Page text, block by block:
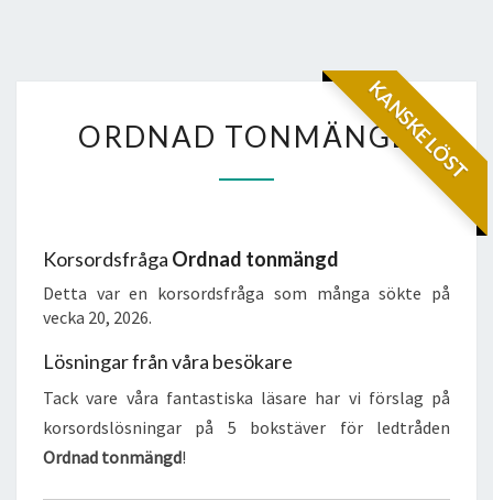
KANSKE LÖST
TONMÄNGD
ORDNAD TONMÄNGD
Korsordsfråga Ordnad tonmängd
Detta var en korsordsfråga som många sökte på
vecka 20, 2026.
Lösningar från våra besökare
Tack vare våra fantastiska läsare har vi förslag på
korsordslösningar på 5 bokstäver för ledtråden
Ordnad tonmängd!